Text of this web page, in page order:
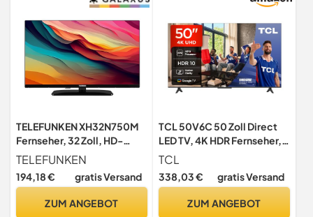
TELEFUNKEN XH32N750M
Fernseher, 32 Zoll, HD-
Ready LED TV mit 800 Mm
Bildschirmdiagonale und
Integriertem Triple-Tuner,
TELEFUNKEN
194,18 € gratis Versand
ZUM ANGEBOT
TCL 50V6C 50 Zoll Direct
LED TV, 4K HDR Fernseher,
Smart TV mithilfe von
Google TV (Dolby Audio,
Motion Clarity, Kompatibel
Alexa)
TCL
338,03 € gratis Versand
ZUM ANGEBOT